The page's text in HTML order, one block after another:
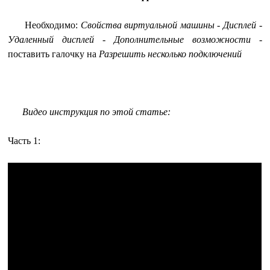
Необходимо: Свойства виртуальной машины- Дисплей-
Удаленный дисплей - Дополнительные возможности-
поставить галочку на Разрешить несколько подключений
Видео инструкция по этой статье:
Часть 1: